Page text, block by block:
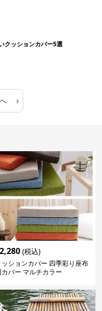
クッションカバー5選
›
(税込)
ッションカバー 四季彩り座布
カバー マルチカラー